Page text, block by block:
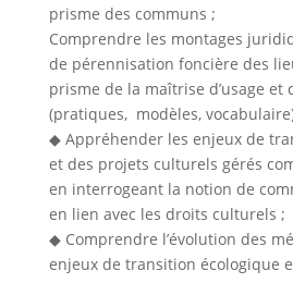
prisme des communs ;
Comprendre les montages
de pérennisation foncière des
prisme de la maîtrise d’usage et
(pratiques, modèles,
◆ Appréhender les enjeux de
et des projets culturels gérés
en interrogeant la notion de
en lien avec les droits culturels ;
◆ Comprendre l’évolution des
enjeux de transition écologique